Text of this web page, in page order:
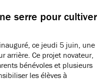
serre pour cultiver
ce jeudi 5 juin, une
arrière. Ce projet novateur,
bénévoles et plusieurs
les élèves à